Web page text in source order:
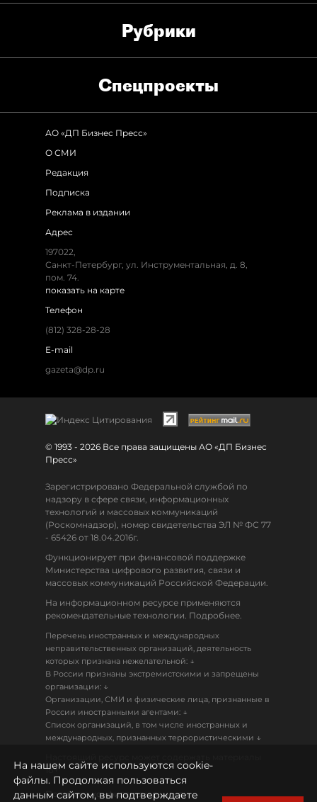
Рубрики
Спец­проекты
АО «ДП Бизнес Пресс»
О СМИ
Редакция
Подписка
Реклама в издании
Адрес
197022,
Санкт-Петербург, ул. Инструментальная, д. 8,
пом. 74.
показать на карте
Телефон
(812) 328-28-28
E-mail
gazeta@dp.ru
© 1993 - 2026 Все права защищены АО «ДП Бизнес
Пресс»
Зарегистрировано Федеральной службой по
надзору в сфере связи, информационных
технологий и массовых коммуникаций
(Роскомнадзор), номер свидетельства ЭЛ № ФС 77
- 65426 от 18.04.2016г.
Функционирует при финансовой поддержке
Министерства цифрового развития, связи и
массовых коммуникаций Российской Федерации.
На информационном ресурсе применяются
рекомендательные технологии. Подробнее.
Перечень иностранных и международных
неправительственных организаций, деятельность
которых признана нежелательной: ↓
В России признаны экстремистскими и запрещены
организации: ↓
Организации, СМИ и физические лица, признанные в
России иностранными агентами: ↓
Список организаций, в том числе иностранных и
международных, признанных террористическими ↓
18+
Политика конфиденциальности
На нашем сайте используются cookie-
файлы. Продолжая пользоваться
данным сайтом, вы подтверждаете